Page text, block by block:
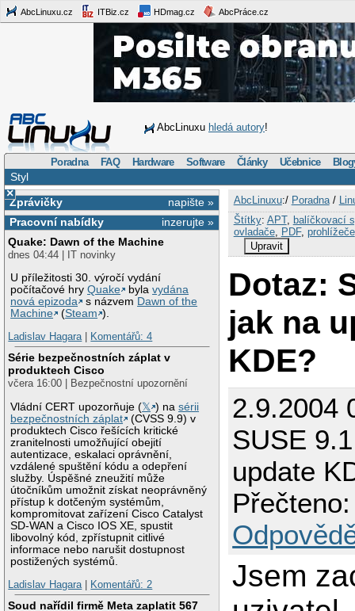
AbcLinuxu.cz ITBiz.cz HDmag.cz AbcPráce.cz
AbcLinuxu hledá autory!
Poradna FAQ Hardware Software Články Učebnice
Styl
×
napište »
Zprávičky
inzerujte »
Pracovní nabídky
Quake: Dawn of the Machine
dnes 04:44 | IT novinky
U příležitosti 30. výročí vydání
počítačové hryQuake bylavydána
nová epizoda
s názvem Dawn of the
Machine
(Steam ).
Ladislav Hagara| Komentářů: 4
Série bezpečnostních záplat v
produktech Cisco
včera 16:00 | Bezpečnostní upozornění
Vládní CERT upozorňuje (𝕏 ) nasérii
bezpečnostních záplat
(CVSS 9.9) v
produktech Cisco řešících kritické
zranitelnosti umožňující obejití
autentizace, eskalaci oprávnění,
vzdálené spuštění kódu a odepření
služby. Úspěšné zneužití může
útočníkům umožnit získat neoprávněný
přístup k dotčeným systémům,
kompromitovat zařízení Cisco Catalyst
SD-WAN a Cisco IOS XE, spustit
libovolný kód, zpřístupnit citlivé
informace nebo narušit dostupnost
postižených systémů.
Ladislav Hagara| Komentářů: 2
Soud nařídil firmě Meta zaplatit 567
AbcLinuxu:/ Poradna/
Štítky: APT, balíčkovací
ovladače, PDF, prohlížeče
Upravit
Dotaz:
jak na
KDE?
2.9.2004
SUSE
update
Jsem